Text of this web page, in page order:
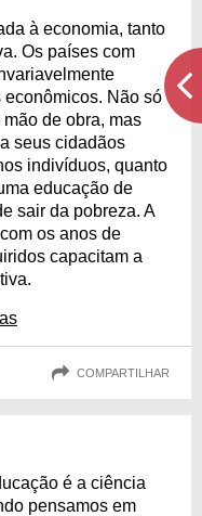
à economia, tanto
Os países com
Não só
de obra, mas
seus cidadãos
indivíduos, quanto
educação de
sair da pobreza. A
os anos de
capacitam a
COMPARTILHAR
é a ciência
pensamos em